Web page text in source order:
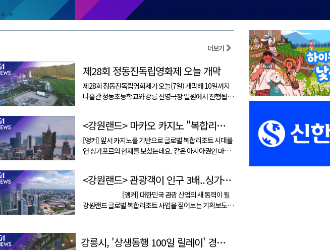
더보기
제28회 정동진독립영화제 오늘 개막
제28회 정동진독립영화제가 오늘(7일) 개막해 10일까지
나흘간 정동초등학교와 강릉 신영극장 일원에서 진행됩니
독립영화인이 바다와 기차역, 야외상영...
<강원랜드> 마카오 카지노 "복합리조트로 진화 중"
[앵커] 앞서 카지노를 기반으로 글로벌 복합리조트 시대를
연 싱가포르의 현재를 보셨는데요. 같은 아시아권인 마카
재했습니다. ...
<강원랜드> 관광객이 인구 3배..싱가포르 복합리조트
[앵커] 대한민국 관광 산업의 새 동력이 될
강원랜드 글로벌 복합리조트 사업을 짚어보는 기획보도 순
복합리조트 전략을 정창영 기...
강릉시, '상생동행 100일 릴레이' 경제살리기 추진